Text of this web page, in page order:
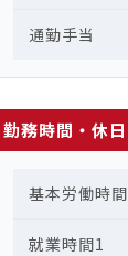
通勤手当
勤務時間・休日
基本労働時間
就業時間1